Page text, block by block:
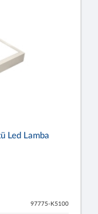
Led Lamba
97775-K5100